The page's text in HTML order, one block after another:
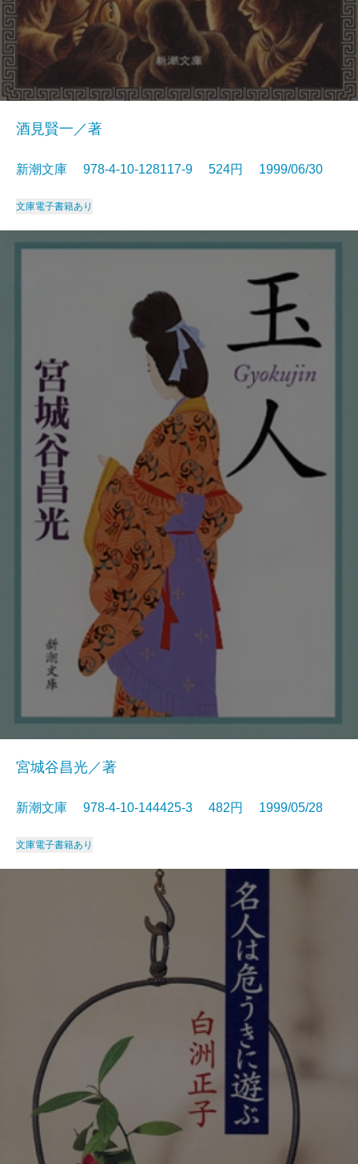
酒見賢一／著
新潮文庫 978-4-10-128117-9 524円 1999/06/30
文庫電子書籍あり
宮城谷昌光／著
新潮文庫 978-4-10-144425-3 482円 1999/05/28
文庫電子書籍あり